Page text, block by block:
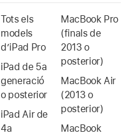
Tots els
models
d’iPad Pro
iPad de 5a
generació
o posterior
iPad Airde
4a
MacBook Pro
(finals de
2013 o
posterior)
MacBook Air
(2013 o
posterior)
MacBook